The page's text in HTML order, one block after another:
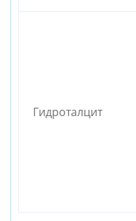
Гидроталцит